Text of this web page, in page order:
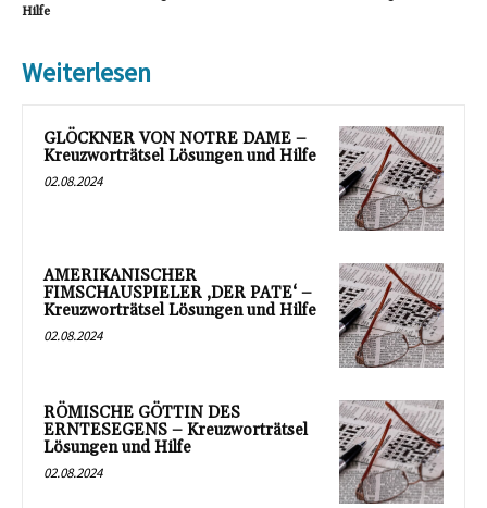
Hilfe
Weiterlesen
GLÖCKNER VON NOTRE DAME –
Kreuzworträtsel Lösungen und Hilfe
02.08.2024
AMERIKANISCHER
FIMSCHAUSPIELER ‚DER PATE‘ –
Kreuzworträtsel Lösungen und Hilfe
02.08.2024
RÖMISCHE GÖTTIN DES
ERNTESEGENS – Kreuzworträtsel
Lösungen und Hilfe
02.08.2024